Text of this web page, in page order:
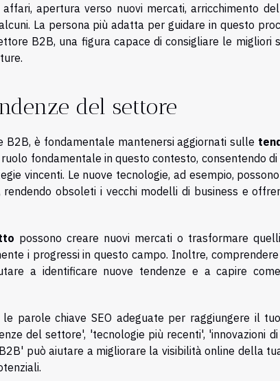
apertura verso nuovi mercati, arricchimento
La persona più adatta per guidare in questo
B2B, una figura capace di consigliare le migliori
del settore
è fondamentale mantenersi aggiornati sulle
fondamentale in questo contesto, consentendo
vincenti. Le nuove tecnologie, ad esempio,
obsoleti i vecchi modelli di business e
possono creare nuovi mercati o trasformare
i progressi in questo campo. Inoltre,
a identificare nuove tendenze e a capire
parole chiave SEO adeguate per raggiungere il
del settore', 'tecnologie più recenti', 'innovazioni
può aiutare a migliorare la visibilità online della